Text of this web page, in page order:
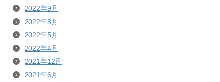
2022年9月
2022年8月
2022年5月
2022年4月
2021年12月
2021年6月